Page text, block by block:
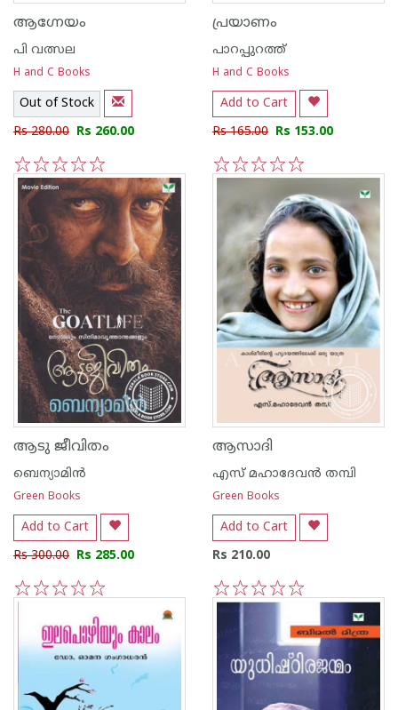
ആഗ്നേയം
പി വത്സല
H and C Books
Out of Stock
Rs 280.00 Rs 260.00
5
4
3
2
1
പ്രയാണം
പാറപ്പുറത്ത്‌
H and C Books
Add to Cart
Rs 165.00 Rs 153.00
5
4
3
2
1
ആടു ജീവിതം
ബെന്യാമിന്‍
Green Books
Add to Cart
Rs 300.00 Rs 285.00
1
ആസാദി
എസ് മഹാദേവന്‍ തമ്പി
Green Books
Add to Cart
Rs 210.00
4
3
2
1